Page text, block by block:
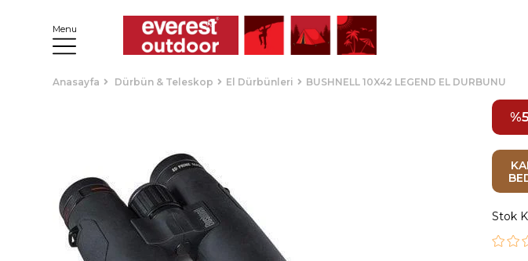
Menu
Anasayfa Dürbün & Teleskop El Dürbünleri BUSHNELL 10X42 LEGEND EL DURBUNU
5
Stok